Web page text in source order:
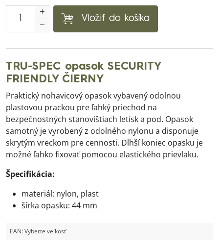
Vložiť do košíka
TRU-SPEC opasok SECURITY
FRIENDLY ČIERNY
Praktický nohavicový opasok vybavený odolnou
plastovou prackou pre ľahký priechod na
bezpečnostných stanovištiach letísk a pod. Opasok
samotný je vyrobený z odolného nylonu a disponuje
skrytým vreckom pre cennosti. Dlhší koniec opasku je
možné ľahko fixovať pomocou elastického prievlaku.
Špecifikácia:
materiál: nylon, plast
šírka opasku: 44 mm
EAN:Vyberte veľkosť